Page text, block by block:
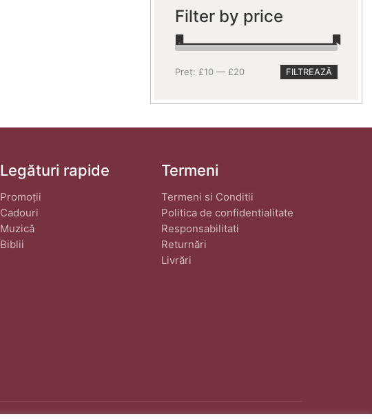
Filter by price
Preț
Preț
FILTREAZĂ
Preț: £10 — £20
Legături rapide
Promoții
Cadouri
Muzică
Biblii
Termeni
Termeni si Conditii
Politica de confidentialitate
Responsabilitati
Returnări
Livrări